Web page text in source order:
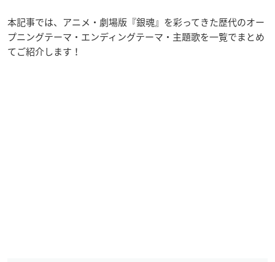
本記事では、アニメ・劇場版『銀魂』を彩ってきた歴代のオー
プニングテーマ・エンディングテーマ・主題歌を一覧でまとめ
てご紹介します！